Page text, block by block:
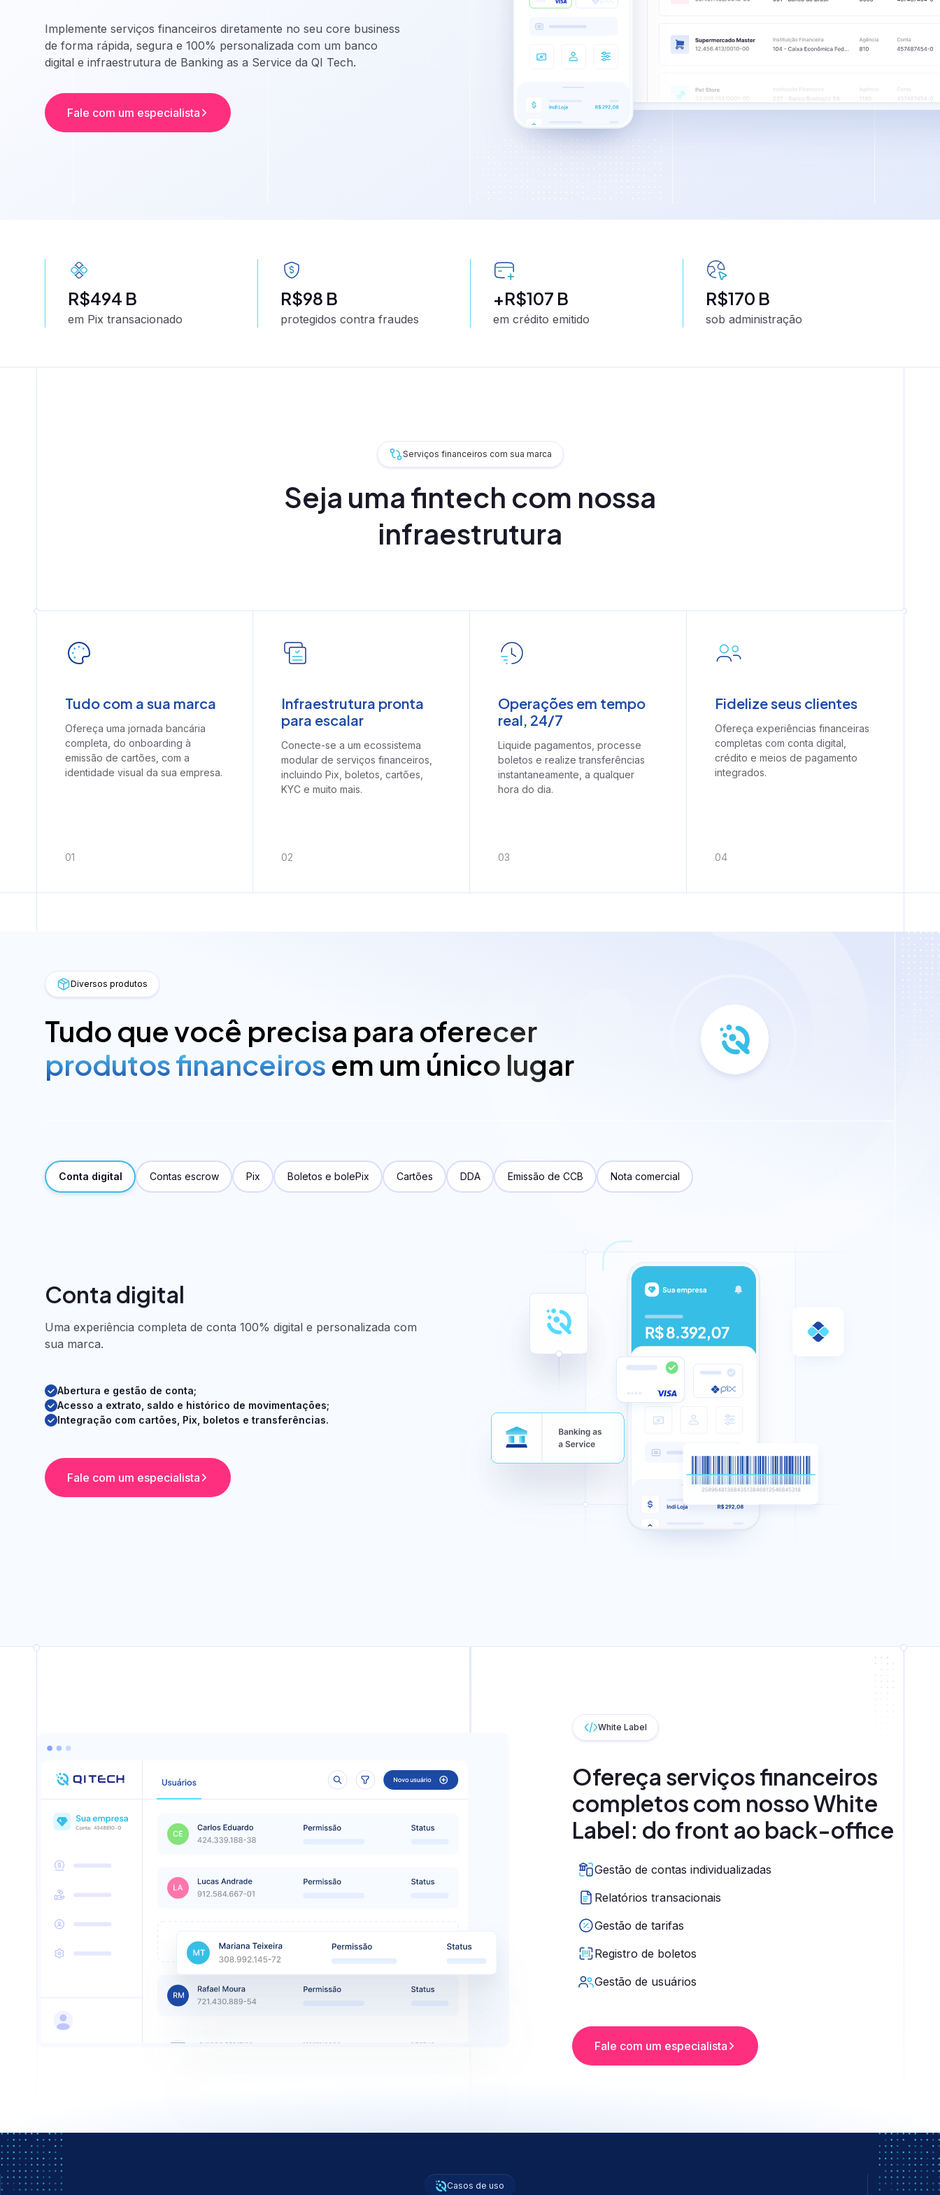
CCI e CCE e mais
Administração e custódia. Automatize o back-
office do seu Fundo.
Lending as a Service
Crédito consignado do
Administração e
custódia
Tech
Implemente serviços financeiros diretamente no seu core business
de forma rápida, segura e 100% personalizada com um banco
digital e infraestrutura de Banking as a Service da QI Tech.
Fale com um especialista
R$494 B
em Pix transacionado
R$98 B
protegidos contra fraudes
+R$107 B
em crédito emitido
R$170 B
sob administração
Serviços financeiros com sua marca
Seja uma fintech com nossa
infraestrutura
Tudo com a sua marca
Ofereça uma jornada bancária
completa, do onboarding à
emissão de cartões, com a
identidade visual da sua empresa.
01
Infraestrutura pronta
para escalar
Conecte-se a um ecossistema
modular de serviços financeiros,
incluindo Pix, boletos, cartões,
KYC e muito mais.
02
Operações em tempo
real, 24/7
Liquide pagamentos, processe
boletos e realize transferências
instantaneamente, a qualquer
hora do dia.
03
Fidelize seus clientes
Ofereça experiências financeiras
completas com conta digital,
crédito e meios de pagamento
integrados.
04
Diversos produtos
Tudo que você precisa para oferecer
produtos financeirosem um único lugar
Conta digital Contas escrow Pix Boletos e bolePix Cartões DDA Emissão de CCB Nota comercial
Conta digital
Uma experiência completa de conta 100% digital e personalizada com
sua marca.
Abertura e gestão de conta;
Acesso a extrato, saldo e histórico de movimentações;
Integração com cartões, Pix, boletos e transferências.
Fale com um especialista
White Label
Ofereça serviços financeiros
completos com nosso White
Label: do front ao back-office
Gestão de contas individualizadas
Relatórios transacionais
Gestão de tarifas
Registro de boletos
Gestão de usuários
Fale com um especialista
Casos de uso